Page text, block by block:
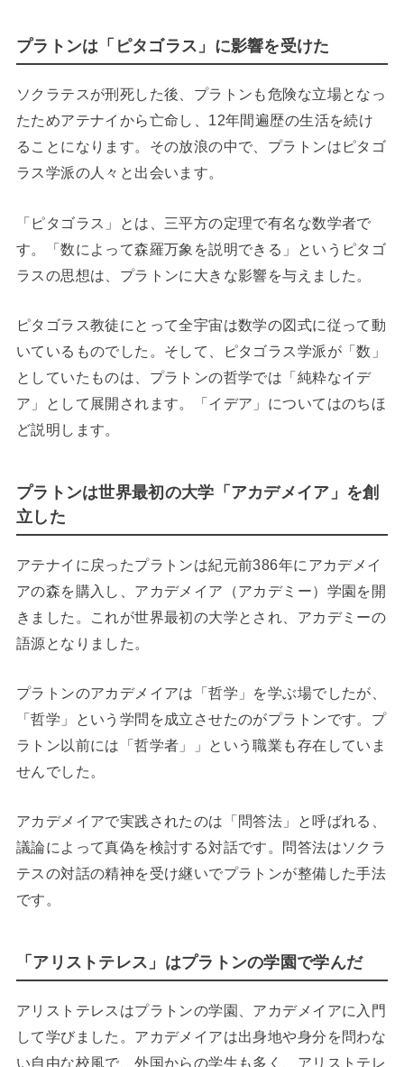
プラトンは「ピタゴラス」に影響を受けた
ソクラテスが刑死した後、プラトンも危険な立場となっ
たためアテナイから亡命し、12年間遍歴の生活を続け
ることになります。その放浪の中で、プラトンはピタゴ
ラス学派の人々と出会います。
「ピタゴラス」とは、三平方の定理で有名な数学者で
す。「数によって森羅万象を説明できる」というピタゴ
ラスの思想は、プラトンに大きな影響を与えました。
ピタゴラス教徒にとって全宇宙は数学の図式に従って動
いているものでした。そして、ピタゴラス学派が「数」
としていたものは、プラトンの哲学では「純粋なイデ
ア」として展開されます。「イデア」についてはのちほ
ど説明します。
プラトンは世界最初の大学「アカデメイア」を創
立した
アテナイに戻ったプラトンは紀元前386年にアカデメイ
アの森を購入し、アカデメイア（アカデミー）学園を開
きました。これが世界最初の大学とされ、アカデミーの
語源となりました。
プラトンのアカデメイアは「哲学」を学ぶ場でしたが、
「哲学」という学問を成立させたのがプラトンです。プ
ラトン以前には「哲学者」」という職業も存在していま
せんでした。
アカデメイアで実践されたのは「問答法」と呼ばれる、
議論によって真偽を検討する対話です。問答法はソクラ
テスの対話の精神を受け継いでプラトンが整備した手法
です。
「アリストテレス」はプラトンの学園で学んだ
アリストテレスはプラトンの学園、アカデメイアに入門
して学びました。アカデメイアは出身地や身分を問わな
い自由な校風で、外国からの学生も多く、アリストテレ